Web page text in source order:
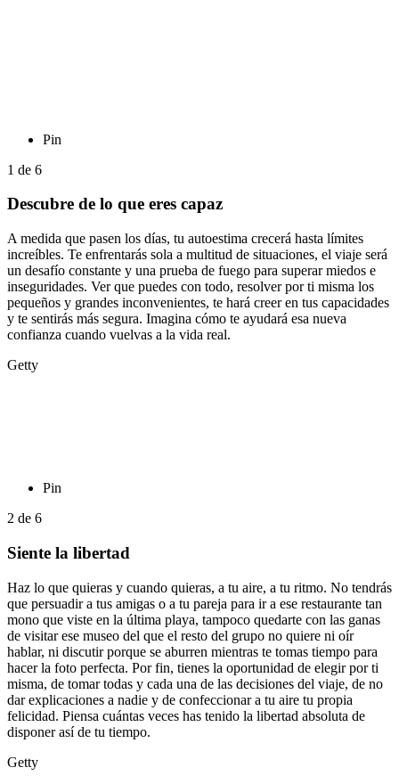
Pin
1 de 6
Descubre de lo que eres capaz
A medida que pasen los días, tu autoestima crecerá hasta límites
increíbles. Te enfrentarás sola a multitud de situaciones, el viaje será
un desafío constante y una prueba de fuego para superar miedos e
inseguridades. Ver que puedes con todo, resolver por ti misma los
pequeños y grandes inconvenientes, te hará creer en tus capacidades
y te sentirás más segura. Imagina cómo te ayudará esa nueva
confianza cuando vuelvas a la vida real.
Getty
Pin
2 de 6
Siente la libertad
Haz lo que quieras y cuando quieras, a tu aire, a tu ritmo. No tendrás
que persuadir a tus amigas o a tu pareja para ir a ese restaurante tan
mono que viste en la última playa, tampoco quedarte con las ganas
de visitar ese museo del que el resto del grupo no quiere ni oír
hablar, ni discutir porque se aburren mientras te tomas tiempo para
hacer la foto perfecta. Por fin, tienes la oportunidad de elegir por ti
misma, de tomar todas y cada una de las decisiones del viaje, de no
dar explicaciones a nadie y de confeccionar a tu aire tu propia
felicidad. Piensa cuántas veces has tenido la libertad absoluta de
disponer así de tu tiempo.
Getty